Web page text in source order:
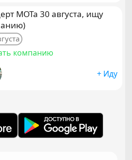
МОТа 30 августа, ищу
компанию
+ Иду